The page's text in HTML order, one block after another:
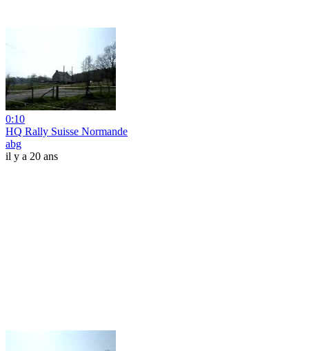
0:10
HQ Rally Suisse Normande
abg
il y a 20 ans